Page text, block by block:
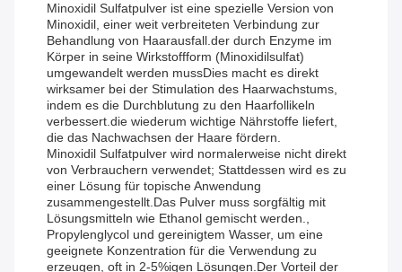
Minoxidil Sulfatpulver ist eine spezielle Version von
Minoxidil, einer weit verbreiteten Verbindung zur
Behandlung von Haarausfall.der durch Enzyme im
Körper in seine Wirkstoffform (Minoxidilsulfat)
umgewandelt werden mussDies macht es direkt
wirksamer bei der Stimulation des Haarwachstums,
indem es die Durchblutung zu den Haarfollikeln
verbessert.die wiederum wichtige Nährstoffe liefert,
die das Nachwachsen der Haare fördern.
Minoxidil Sulfatpulver wird normalerweise nicht direkt
von Verbrauchern verwendet; Stattdessen wird es zu
einer Lösung für topische Anwendung
zusammengestellt.Das Pulver muss sorgfältig mit
Lösungsmitteln wie Ethanol gemischt werden.,
Propylenglycol und gereinigtem Wasser, um eine
geeignete Konzentration für die Verwendung zu
erzeugen, oft in 2-5%igen Lösungen.Der Vorteil der